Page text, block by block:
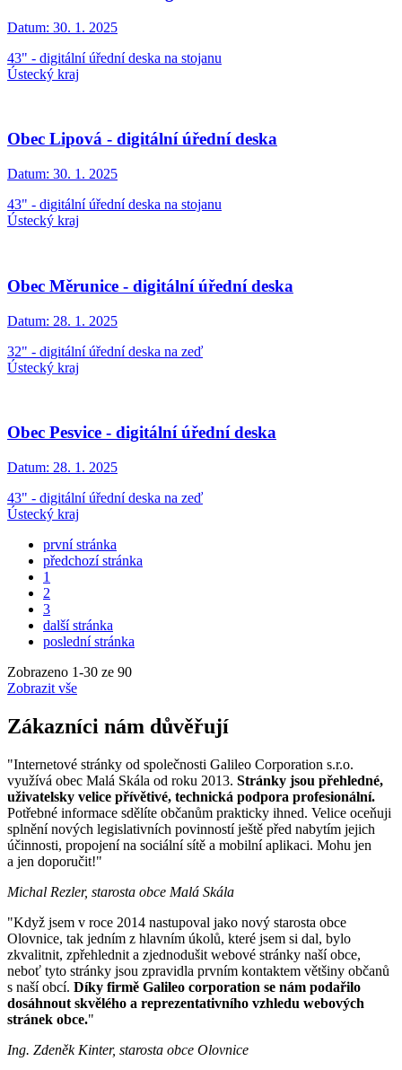
Datum: 30. 1. 2025
43" - digitální úřední deska na stojanu
Ústecký kraj
Obec Lipová - digitální úřední deska
Datum: 30. 1. 2025
43" - digitální úřední deska na stojanu
Ústecký kraj
Obec Měrunice - digitální úřední deska
Datum: 28. 1. 2025
32" - digitální úřední deska na zeď
Ústecký kraj
Obec Pesvice - digitální úřední deska
Datum: 28. 1. 2025
43" - digitální úřední deska na zeď
Ústecký kraj
první stránka
předchozí stránka
1
2
3
další stránka
poslední stránka
Zobrazeno 1-30 ze 90
Zobrazit vše
Zákazníci nám důvěřují
"Internetové stránky od společnosti Galileo Corporation s.r.o.
využívá obec Malá Skála od roku 2013. Stránky jsou přehledné,
uživatelsky velice přívětivé, technická podpora profesionální.
Potřebné informace sdělíte občanům prakticky ihned. Velice oceňuji
splnění nových legislativních povinností ještě před nabytím jejich
účinnosti, propojení na sociální sítě a mobilní aplikaci. Mohu jen
a jen doporučit!"
Michal Rezler, starosta obce Malá Skála
"Když jsem v roce 2014 nastupoval jako nový starosta obce
Olovnice, tak jedním z hlavním úkolů, které jsem si dal, bylo
zkvalitnit, zpřehlednit a zjednodušit webové stránky naší obce,
neboť tyto stránky jsou zpravidla prvním kontaktem většiny občanů
s naší obcí. Díky firmě Galileo corporation se nám podařilo
dosáhnout skvělého a reprezentativního vzhledu webových
stránek obce."
Ing. Zdeněk Kinter, starosta obce Olovnice